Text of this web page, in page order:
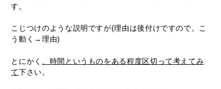
す。
こじつけのような説明ですが(理由は後付けですので。こ
う動く→理由)
とにかく
、時間というものをある程度区切って考えてみ
て下さい。